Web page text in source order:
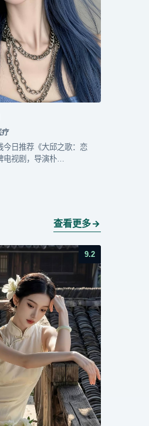
疗
今日推荐《大邱之歌：恋
电视剧，导演朴…
查看更多
9.2